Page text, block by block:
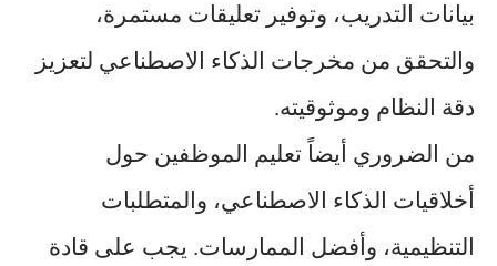
بيانات التدريب، وتوفير تعليقات مستمرة،
والتحقق من مخرجات الذكاء الاصطناعي لتعزيز
دقة النظام وموثوقيته.
من الضروري أيضاً تعليم الموظفين حول
أخلاقيات الذكاء الاصطناعي، والمتطلبات
التنظيمية، وأفضل الممارسات. يجب على قادة